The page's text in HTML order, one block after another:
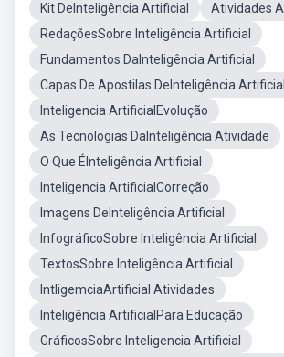
Kit DeInteligência Artificial
Atividades
RedaçõesSobre Inteligência Artificial
Fundamentos DaInteligência Artificial
Capas De Apostilas DeInteligência Artificial
Inteligencia ArtificialEvolução
As Tecnologias DaInteligência Atividade
O Que ÉInteligência Artificial
Inteligencia ArtificialCorreção
Imagens DeInteligência Artificial
InfográficoSobre Inteligência Artificial
TextosSobre Inteligência Artificial
IntligemciaArtificial Atividades
Inteligência ArtificialPara Educação
GráficosSobre Inteligencia Artificial